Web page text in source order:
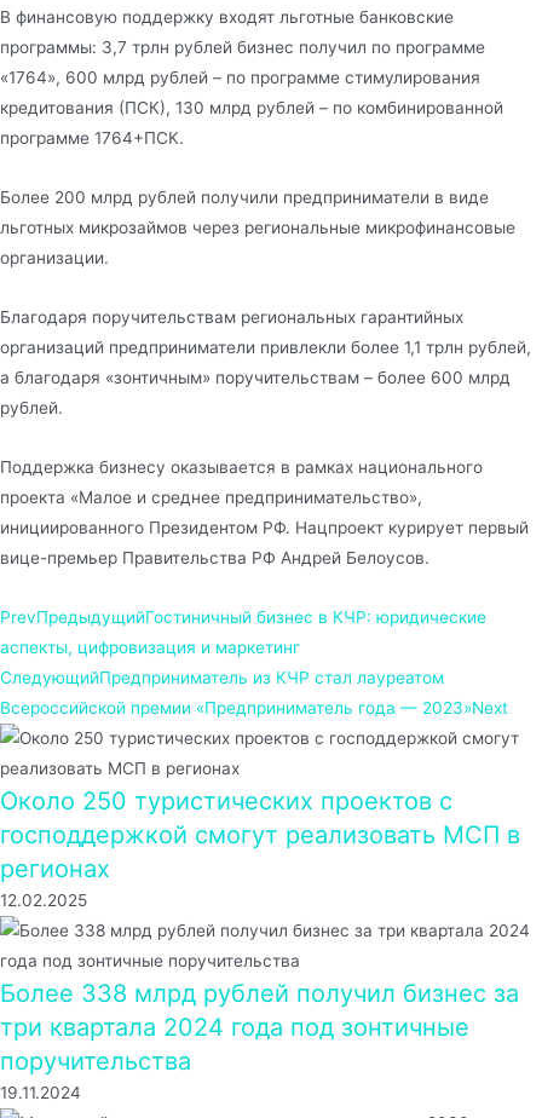
В финансовую поддержку входят льготные банковские
программы: 3,7 трлн рублей бизнес получил по программе
«1764», 600 млрд рублей – по программе стимулирования
кредитования (ПСК), 130 млрд рублей – по комбинированной
программе 1764+ПСК.
Более 200 млрд рублей получили предприниматели в виде
льготных микрозаймов через региональные микрофинансовые
организации.
Благодаря поручительствам региональных гарантийных
организаций предприниматели привлекли более 1,1 трлн рублей,
а благодаря «зонтичным» поручительствам – более 600 млрд
рублей.
Поддержка бизнесу оказывается в рамках национального
проекта «Малое и среднее предпринимательство»,
инициированного Президентом РФ. Нацпроект курирует первый
вице-премьер Правительства РФ Андрей Белоусов.
PrevПредыдущийГостиничный бизнес в КЧР: юридические
аспекты, цифровизация и маркетинг
СледующийПредприниматель из КЧР стал лауреатом
Всероссийской премии «Предприниматель года — 2023»Next
Около 250 туристических проектов с
господдержкой смогут реализовать МСП в
регионах
12.02.2025
Более 338 млрд рублей получил бизнес за
три квартала 2024 года под зонтичные
поручительства
19.11.2024